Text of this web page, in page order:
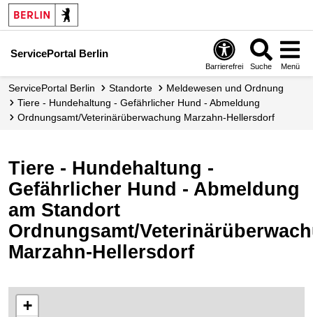
ServicePortal Berlin
Barrierefrei Suche Menü
ServicePortal Berlin Standorte
Meldewesen und Ordnung
Tiere - Hundehaltung - Gefährlicher Hund - Abmeldung
Ordnungsamt/Veterinärüberwachung Marzahn-Hellersdorf
Tiere - Hundehaltung -
Gefährlicher Hund - Abmeldung
am Standort
Ordnungsamt/
Marzahn-Hellersdorf
+